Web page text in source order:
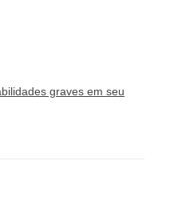
graves em seu